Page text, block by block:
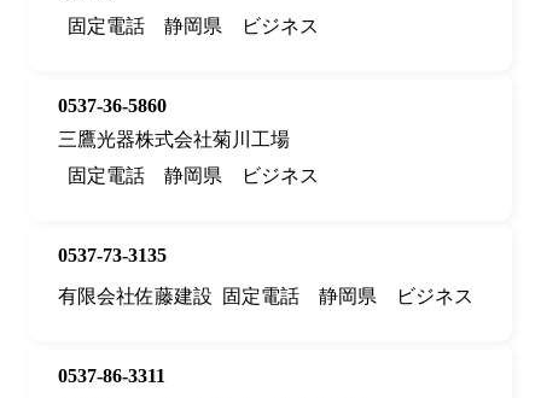
固定電話
静岡県 ビジネス
0537-36-5860
三鷹光器株式会社菊川工場
固定電話
静岡県 ビジネス
0537-73-3135
有限会社佐藤建設
固定電話 静岡県 ビジネス
0537-86-3311